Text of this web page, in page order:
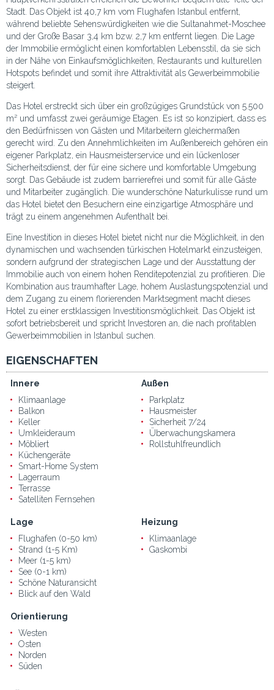
Stadt. Das Objekt ist 40,7 km vom Flughafen Istanbul entfernt,
während beliebte Sehenswürdigkeiten wie die Sultanahmet-Moschee
und der Große Basar 3,4 km bzw. 2,7 km entfernt liegen. Die Lage
der Immobilie ermöglicht einen komfortablen Lebensstil, da sie sich
in der Nähe von Einkaufsmöglichkeiten, Restaurants und kulturellen
Hotspots befindet und somit ihre Attraktivität als Gewerbeimmobilie
steigert.
Das Hotel erstreckt sich über ein großzügiges Grundstück von 5.500
m² und umfasst zwei geräumige Etagen. Es ist so konzipiert, dass es
den Bedürfnissen von Gästen und Mitarbeitern gleichermaßen
gerecht wird. Zu den Annehmlichkeiten im Außenbereich gehören ein
eigener Parkplatz, ein Hausmeisterservice und ein lückenloser
Sicherheitsdienst, der für eine sichere und komfortable Umgebung
sorgt. Das Gebäude ist zudem barrierefrei und somit für alle Gäste
und Mitarbeiter zugänglich. Die wunderschöne Naturkulisse rund um
das Hotel bietet den Besuchern eine einzigartige Atmosphäre und
trägt zu einem angenehmen Aufenthalt bei.
Eine Investition in dieses Hotel bietet nicht nur die Möglichkeit, in den
dynamischen und wachsenden türkischen Hotelmarkt einzusteigen,
sondern aufgrund der strategischen Lage und der Ausstattung der
Immobilie auch von einem hohen Renditepotenzial zu profitieren. Die
Kombination aus traumhafter Lage, hohem Auslastungspotenzial und
dem Zugang zu einem florierenden Marktsegment macht dieses
Hotel zu einer erstklassigen Investitionsmöglichkeit. Das Objekt ist
sofort betriebsbereit und spricht Investoren an, die nach profitablen
Gewerbeimmobilien in Istanbul suchen.
EIGENSCHAFTEN
Innere
Klimaanlage
Balkon
Keller
Umkleideraum
Möbliert
Küchengeräte
Smart-Home System
Lagerraum
Terrasse
Satelliten Fernsehen
Außen
Parkplatz
Hausmeister
Sicherheit 7/24
Überwachungskamera
Rollstuhlfreundlich
Lage
Flughafen (0-50 km)
Strand (1-5 Km)
Meer (1-5 km)
See (0-1 km)
Schöne Naturansicht
Blick auf den Wald
Heizung
Klimaanlage
Gaskombi
Orientierung
Westen
Osten
Norden
Süden